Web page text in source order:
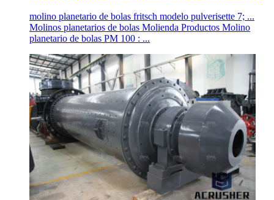
molino planetario de bolas fritsch modelo pulverisette 7; ...
Molinos planetarios de bolas Molienda Productos Molino
planetario de bolas PM 100 : ...